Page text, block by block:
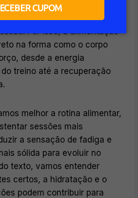
CUPOM
para repetir manobras,
e manter a concentração
Por isso, a alimentação
na forma como o corpo
desde a energia
treino até a recuperação
melhor a rotina alimentar,
sessões mais
a sensação de fadiga e
sólida para evoluir no
texto, vamos entender
certos, a hidratação e o
podem contribuir para